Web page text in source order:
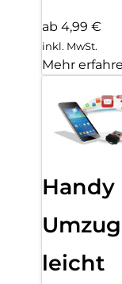
ab 4,99 €
inkl. MwSt.
Mehr
Handy
Umzug
leicht